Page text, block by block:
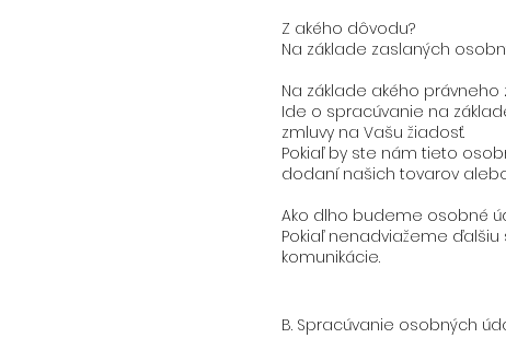
Z akého dôvodu?
Na základe zaslaných
Na základe akého právneho
Ide o spracúvanie na
zmluvy na Vašu žiadosť.
Pokiaľ by ste nám tieto
dodaní našich tovarov
Ako dlho budeme osobné
Pokiaľ nenadviažeme
komunikácie.
B. Spracúvanie osobných